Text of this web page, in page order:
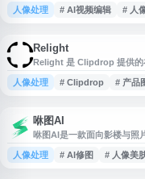
常人像美化与高清修复，
人像处理 # AI视频编辑 # 人
Relight
Relight 是 Clipdrop 提供的
图和创意图片处理场景。用
体明暗效果，改善照片光线
人像处理 # Clipdrop # 产品
咻图AI
咻图AI是一款面向影楼与照
片处理、初修、美肤、液化
付速度。平台覆盖修图机器
人像处理 # AI修图 # 人像美